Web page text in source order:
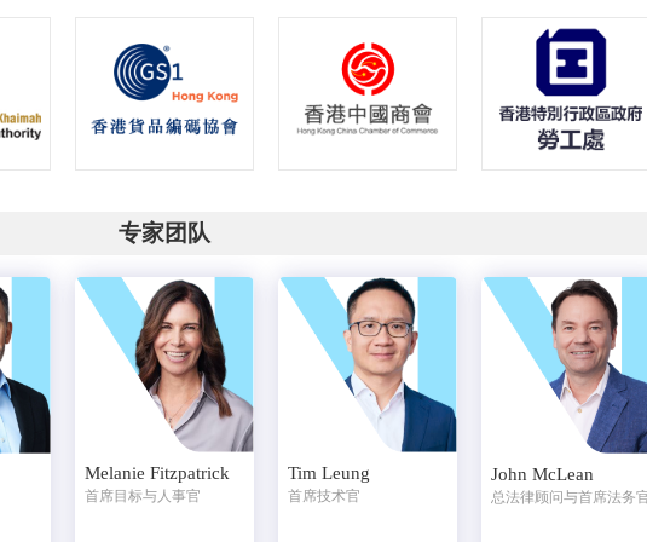
专家团队
Melanie Fitzpatrick
首席目标与人事官
Tim Leung
首席技术官
John McLean
总法律顾问与首席法务